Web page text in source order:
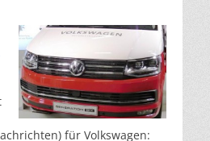
für Volkswagen: